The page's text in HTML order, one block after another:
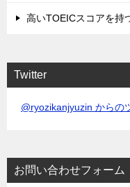
高いTOEICスコアを持
Twitter
@ryozikanjyuzin からの
お問い合わせフォーム